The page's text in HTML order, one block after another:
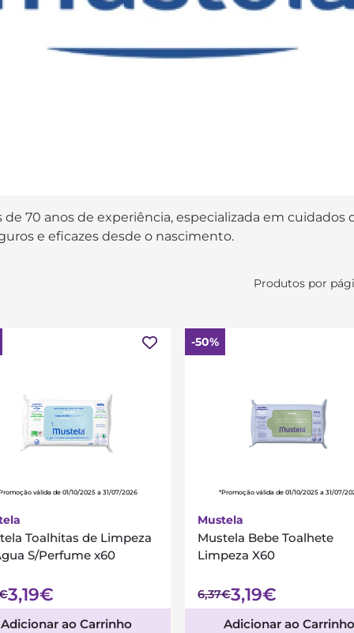
70 anos de experiência, especializada em cuidados
e eficazes desde o nascimento.
Produtos por
válida de 01/10/2025 a 31/07/2026
Toalhitas de Limpeza
S/Perfume x60
3,19€
Adicionar ao Carrinho
-50%
*Promoção válida de 01/10/2025 a 31/07/
Mustela
Mustela Bebe Toalhete
Limpeza X60
6,37€3,19€
Adicionar ao